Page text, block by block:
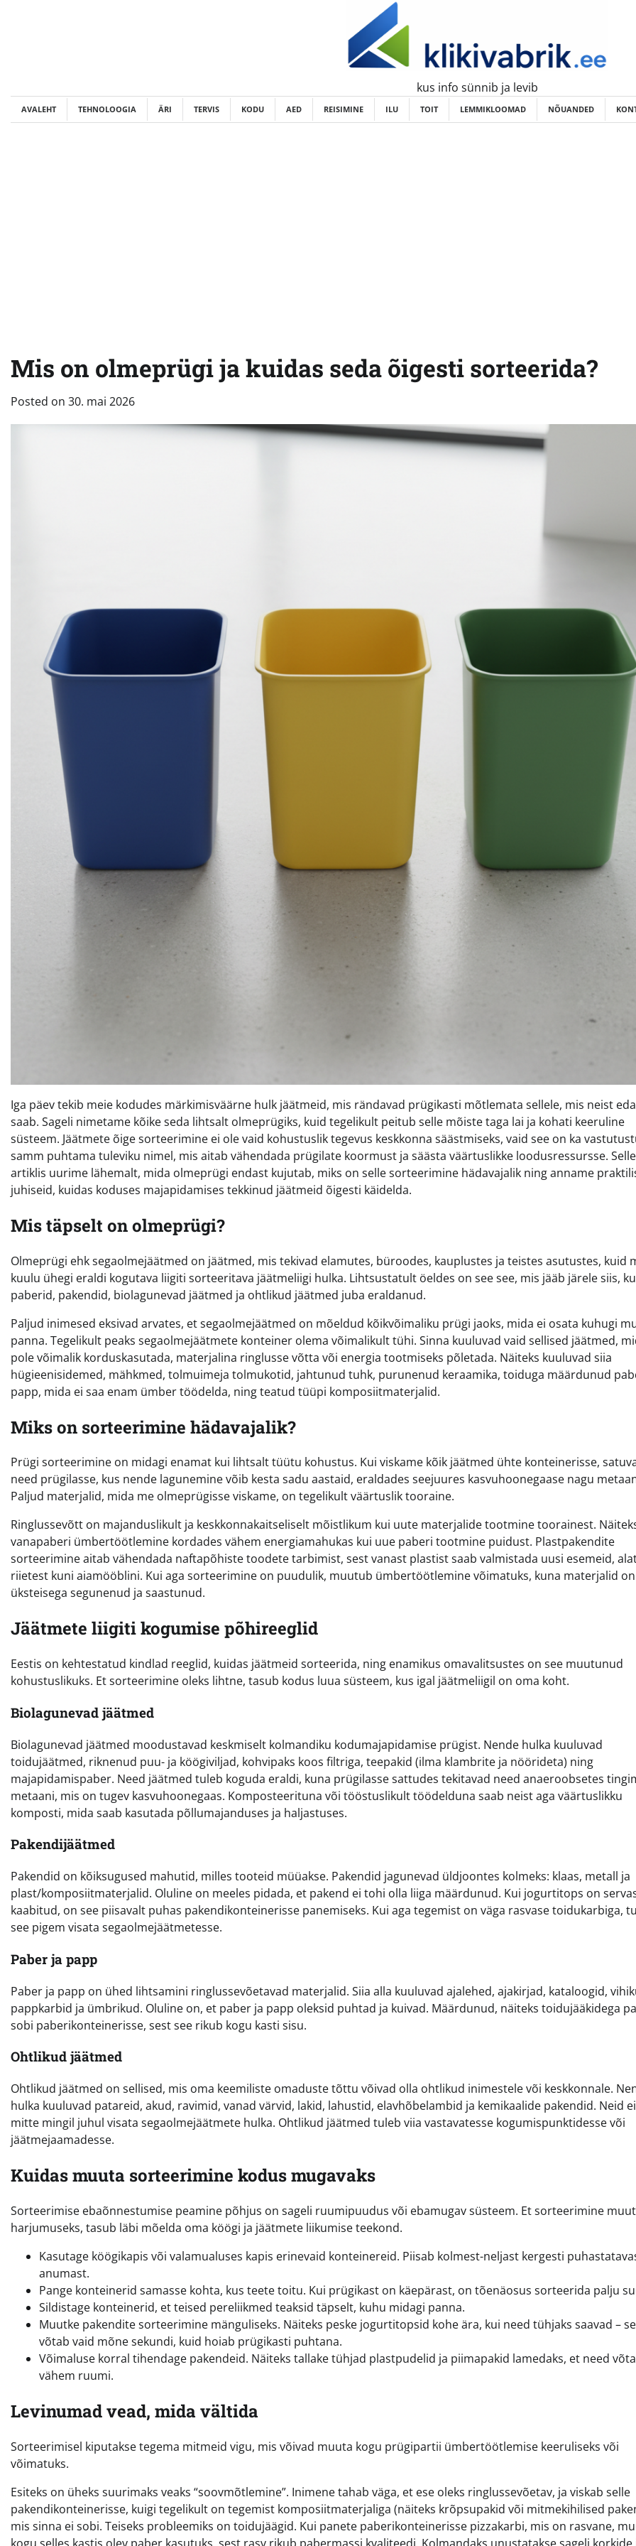
kus info sünnib ja levib
AVALEHT TEHNOLOOGIA ÄRI TERVIS KODU AED REISIMINE ILU TOIT LEMMIKLOOMAD NÕUANDED
Mis on olmeprügi ja kuidas seda õigesti sorteerida?
Posted on 30. mai 2026
Iga päev tekib meie kodudes märkimisväärne hulk jäätmeid, mis rändavad prügikasti mõtlemata sellele, mis neist
saab. Sageli nimetame kõike seda lihtsalt olmeprügiks, kuid tegelikult peitub selle mõiste taga lai ja kohati keeruline
süsteem. Jäätmete õige sorteerimine ei ole vaid kohustuslik tegevus keskkonna säästmiseks, vaid see on ka
samm puhtama tuleviku nimel, mis aitab vähendada prügilate koormust ja säästa väärtuslikke loodusressursse.
artiklis uurime lähemalt, mida olmeprügi endast kujutab, miks on selle sorteerimine hädavajalik ning anname
juhiseid, kuidas koduses majapidamises tekkinud jäätmeid õigesti käidelda.
Mis täpselt on olmeprügi?
Olmeprügi ehk segaolmejäätmed on jäätmed, mis tekivad elamutes, büroodes, kauplustes ja teistes asutustes, kuid
kuulu ühegi eraldi kogutava liigiti sorteeritava jäätmeliigi hulka. Lihtsustatult öeldes on see see, mis jääb järele siis,
paberid, pakendid, biolagunevad jäätmed ja ohtlikud jäätmed juba eraldanud.
Paljud inimesed eksivad arvates, et segaolmejäätmed on mõeldud kõikvõimaliku prügi jaoks, mida ei osata kuhugi
panna. Tegelikult peaks segaolmejäätmete konteiner olema võimalikult tühi. Sinna kuuluvad vaid sellised jäätmed,
pole võimalik korduskasutada, materjalina ringlusse võtta või energia tootmiseks põletada. Näiteks kuuluvad siia
hügieenisidemed, mähkmed, tolmuimeja tolmukotid, jahtunud tuhk, purunenud keraamika, toiduga määrdunud
papp, mida ei saa enam ümber töödelda, ning teatud tüüpi komposiitmaterjalid.
Miks on sorteerimine hädavajalik?
Prügi sorteerimine on midagi enamat kui lihtsalt tüütu kohustus. Kui viskame kõik jäätmed ühte konteinerisse,
need prügilasse, kus nende lagunemine võib kesta sadu aastaid, eraldades seejuures kasvuhoonegaase nagu
Paljud materjalid, mida me olmeprügisse viskame, on tegelikult väärtuslik tooraine.
Ringlussevõtt on majanduslikult ja keskkonnakaitseliselt mõistlikum kui uute materjalide tootmine toorainest.
vanapaberi ümbertöötlemine kordades vähem energiamahukas kui uue paberi tootmine puidust. Plastpakendite
sorteerimine aitab vähendada naftapõhiste toodete tarbimist, sest vanast plastist saab valmistada uusi esemeid,
riietest kuni aiamööblini. Kui aga sorteerimine on puudulik, muutub ümbertöötlemine võimatuks, kuna materjalid on
üksteisega segunenud ja saastunud.
Jäätmete liigiti kogumise põhireeglid
Eestis on kehtestatud kindlad reeglid, kuidas jäätmeid sorteerida, ning enamikus omavalitsustes on see muutunud
kohustuslikuks. Et sorteerimine oleks lihtne, tasub kodus luua süsteem, kus igal jäätmeliigil on oma koht.
Biolagunevad jäätmed
Biolagunevad jäätmed moodustavad keskmiselt kolmandiku kodumajapidamise prügist. Nende hulka kuuluvad
toidujäätmed, riknenud puu- ja köögiviljad, kohvipaks koos filtriga, teepakid (ilma klambrite ja nöörideta) ning
majapidamispaber. Need jäätmed tuleb koguda eraldi, kuna prügilasse sattudes tekitavad need anaeroobsetes
metaani, mis on tugev kasvuhoonegaas. Komposteerituna või tööstuslikult töödelduna saab neist aga väärtuslikku
komposti, mida saab kasutada põllumajanduses ja haljastuses.
Pakendijäätmed
Pakendid on kõiksugused mahutid, milles tooteid müüakse. Pakendid jagunevad üldjoontes kolmeks: klaas, metall ja
plast/komposiitmaterjalid. Oluline on meeles pidada, et pakend ei tohi olla liiga määrdunud. Kui jogurtitops on
kaabitud, on see piisavalt puhas pakendikonteinerisse panemiseks. Kui aga tegemist on väga rasvase toidukarbiga,
see pigem visata segaolmejäätmetesse.
Paber ja papp
Paber ja papp on ühed lihtsamini ringlussevõetavad materjalid. Siia alla kuuluvad ajalehed, ajakirjad, kataloogid,
pappkarbid ja ümbrikud. Oluline on, et paber ja papp oleksid puhtad ja kuivad. Määrdunud, näiteks toidujääkidega
sobi paberikonteinerisse, sest see rikub kogu kasti sisu.
Ohtlikud jäätmed
Ohtlikud jäätmed on sellised, mis oma keemiliste omaduste tõttu võivad olla ohtlikud inimestele või keskkonnale.
hulka kuuluvad patareid, akud, ravimid, vanad värvid, lakid, lahustid, elavhõbelambid ja kemikaalide pakendid. Neid
mitte mingil juhul visata segaolmejäätmete hulka. Ohtlikud jäätmed tuleb viia vastavatesse kogumispunktidesse või
jäätmejaamadesse.
Kuidas muuta sorteerimine kodus mugavaks
Sorteerimise ebaõnnestumise peamine põhjus on sageli ruumipuudus või ebamugav süsteem. Et sorteerimine
harjumuseks, tasub läbi mõelda oma köögi ja jäätmete liikumise teekond.
Kasutage köögikapis või valamualuses kapis erinevaid konteinereid. Piisab kolmest-neljast kergesti
anumast.
Pange konteinerid samasse kohta, kus teete toitu. Kui prügikast on käepärast, on tõenäosus sorteerida palju
Sildistage konteinerid, et teised pereliikmed teaksid täpselt, kuhu midagi panna.
Muutke pakendite sorteerimine mänguliseks. Näiteks peske jogurtitopsid kohe ära, kui need tühjaks saavad –
võtab vaid mõne sekundi, kuid hoiab prügikasti puhtana.
Võimaluse korral tihendage pakendeid. Näiteks tallake tühjad plastpudelid ja piimapakid lamedaks, et need
vähem ruumi.
Levinumad vead, mida vältida
Sorteerimisel kiputakse tegema mitmeid vigu, mis võivad muuta kogu prügipartii ümbertöötlemise keeruliseks või
võimatuks.
Esiteks on üheks suurimaks veaks “soovmõtlemine”. Inimene tahab väga, et ese oleks ringlussevõetav, ja viskab selle
pakendikonteinerisse, kuigi tegelikult on tegemist komposiitmaterjaliga (näiteks krõpsupakid või mitmekihilised
mis sinna ei sobi. Teiseks probleemiks on toidujäägid. Kui panete paberikonteinerisse pizzakarbi, mis on rasvane,